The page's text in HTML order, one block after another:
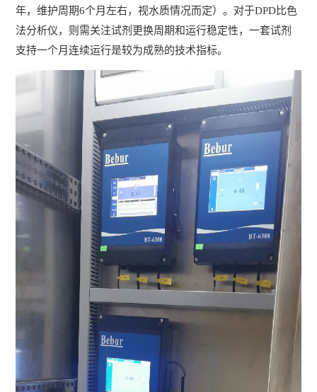
年，维护周期6个月左右，视水质情况而定）。对于DPD比色
法分析仪，则需关注试剂更换周期和运行稳定性，一套试剂
支持一个月连续运行是较为成熟的技术指标。